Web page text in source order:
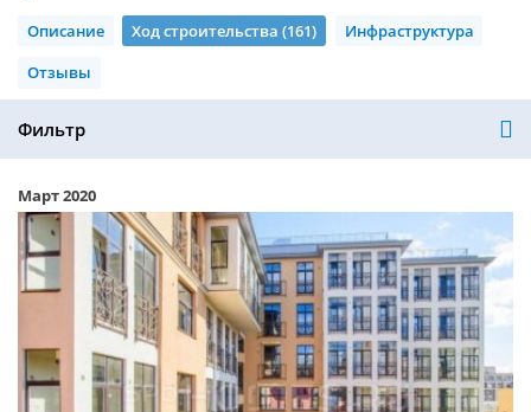
Описание Ход строительства (161)
Инфраструктура
Отзывы
Фильтр
Март 2020